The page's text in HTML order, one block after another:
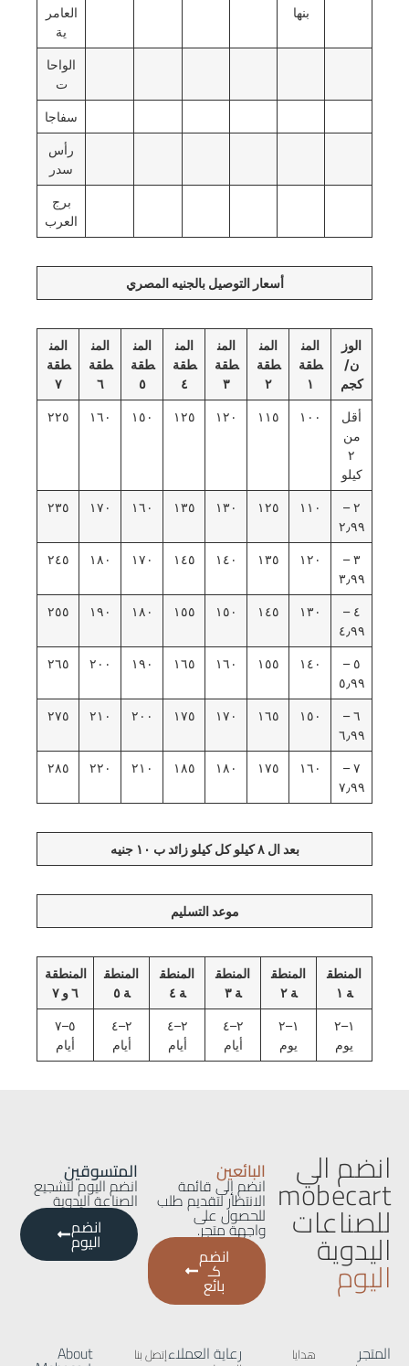
بنها
العامر
ية
الواحا
ت
سفاجا
رأس
سدر
برج
العرب
أسعار التوصيل بالجنيه المصري
الوز
ن/
كجم
المن
طقة
١
المن
طقة
٢
المن
طقة
٣
المن
طقة
٤
المن
طقة
٥
المن
طقة
٦
المن
طقة
٧
أقل
من
٢
كيلو
١٠٠ ١١٥ ١٢٠ ١٢٥ ١٥٠ ١٦٠ ٢٢٥
٢ –
٢٫٩٩
١١٠ ١٢٥ ١٣٠ ١٣٥ ١٦٠ ١٧٠ ٢٣٥
٣ –
٣٫٩٩
١٢٠ ١٣٥ ١٤٠ ١٤٥ ١٧٠ ١٨٠ ٢٤٥
٤ –
٤٫٩٩
١٣٠ ١٤٥ ١٥٠ ١٥٥ ١٨٠ ١٩٠ ٢٥٥
٥ –
٥٫٩٩
١٤٠ ١٥٥ ١٦٠ ١٦٥ ١٩٠ ٢٠٠ ٢٦٥
٦ –
٦٫٩٩
١٥٠ ١٦٥ ١٧٠ ١٧٥ ٢٠٠ ٢١٠ ٢٧٥
٧ –
٧٫٩٩
١٦٠ ١٧٥ ١٨٠ ١٨٥ ٢١٠ ٢٢٠ ٢٨٥
بعد ال ٨ كيلو كل كيلو زائد ب ١٠ جنيه
موعد التسليم
المنطق
ة ١
المنطق
ة ٢
المنطق
ة ٣
المنطق
ة ٤
المنطق
ة ٥
المنطقة
٦و ٧
١–٢
يوم
١–٢
يوم
٢–٤
أيام
٢–٤
أيام
٢–٤
أيام
٥–٧
أيام
انضم الي
mobecart
للصناعات
اليدوية
اليوم
البائعين
انضم إلى قائمة
الانتظار لتقديم طلب
للحصول على
واجهة متجر.
انضم
كـ
بائع
المتسوقين
انضم اليوم لتشجيع
الصناعة اليدوية
انضم
اليوم
المتجر هدايا رعاية العملاءإتصل بنا About